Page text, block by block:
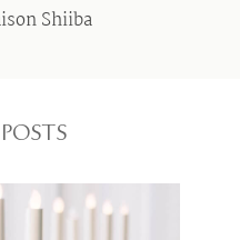
Shiiba
POSTS